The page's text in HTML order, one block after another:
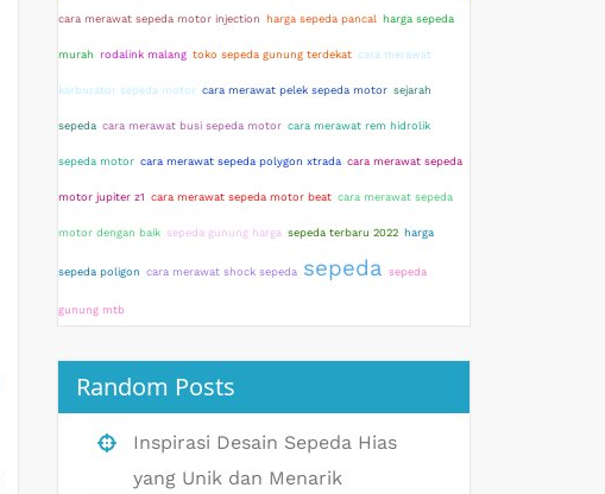
cara merawat sepeda motor injection harga sepeda pancal harga sepeda
murah rodalink malang toko sepeda gunung terdekat cara merawat
karburator sepeda motor cara merawat pelek sepeda motor sejarah
sepeda cara merawat busi sepeda motor cara merawat rem hidrolik
sepeda motor cara merawat sepeda polygon xtrada cara merawat sepeda
motor jupiter z1 cara merawat sepeda motor beat cara merawat sepeda
motor dengan baik sepeda gunung harga sepeda terbaru 2022 harga
sepeda poligon cara merawat shock sepeda sepeda sepeda
gunung mtb
Random Posts
Inspirasi Desain Sepeda Hias
yang Unik dan Menarik